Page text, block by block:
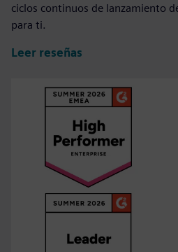
ciclos continuos de lanzamiento
para ti.
Leer reseñas